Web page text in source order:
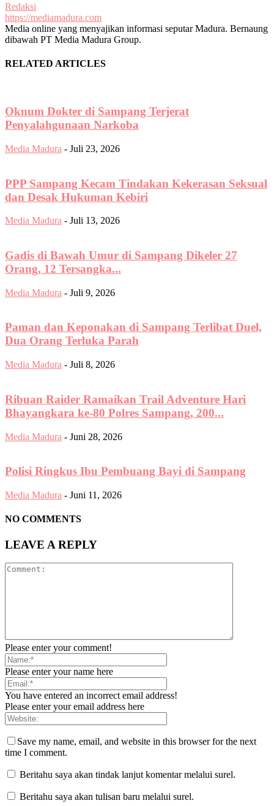
Redaksi
https://mediamadura.com
Media online yang menyajikan informasi seputar Madura. Bernaung
dibawah PT Media Madura Group.
RELATED ARTICLES
‎‎Oknum Dokter di Sampang Terjerat
Penyalahgunaan Narkoba
Media Madura - Juli 23, 2026
PPP Sampang Kecam Tindakan Kekerasan Seksual
dan Desak Hukuman Kebiri
Media Madura - Juli 13, 2026
‎Gadis di Bawah Umur di Sampang Dikeler 27
Orang, 12 Tersangka...
Media Madura - Juli 9, 2026
‎Paman dan Keponakan di Sampang Terlibat Duel,
Dua Orang Terluka Parah
Media Madura - Juli 8, 2026
Ribuan Raider Ramaikan Trail Adventure Hari
Bhayangkara ke-80 Polres Sampang, 200...
Media Madura - Juni 28, 2026
‎‎Polisi Ringkus Ibu Pembuang Bayi di Sampang
Media Madura - Juni 11, 2026
NO COMMENTS
LEAVE A REPLY
Please enter your comment!
Please enter your name here
You have entered an incorrect email address!
Please enter your email address here
Save my name, email, and website in this browser for the next
time I comment.
Beritahu saya akan tindak lanjut komentar melalui surel.
Beritahu saya akan tulisan baru melalui surel.